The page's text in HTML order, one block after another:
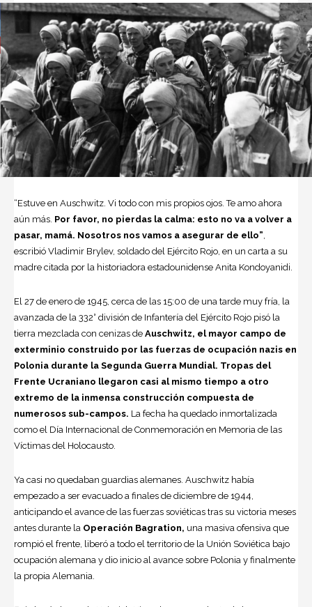
“Estuve en Auschwitz. Vi todo con mis propios ojos. Te amo ahora
aún más. Por favor, no pierdas la calma: esto no va a volver a
pasar, mamá. Nosotros nos vamos a asegurar de ello”
escribió Vladimir Brylev, soldado del Ejército Rojo, en un carta a su
madre citada por la historiadora estadounidense Anita Kondoyanidi.
El 27 de enero de 1945, cerca de las 15:00 de una tarde muy fría, la
avanzada de la 332° división de Infantería del Ejército Rojo pisó la
tierra mezclada con cenizas de Auschwitz, el mayor campo de
exterminio construido por las fuerzas de ocupación nazis en
Polonia durante la Segunda Guerra Mundial. Tropas del
Frente Ucraniano llegaron casi al mismo tiempo a otro
extremo de la inmensa construcción compuesta de
numerosos sub-campos. La fecha ha quedado inmortalizada
como el Día Internacional de Conmemoración en Memoria de las
Víctimas del Holocausto.
Ya casi no quedaban guardias alemanes. Auschwitz había
empezado a ser evacuado a finales de diciembre de 1944,
anticipando el avance de las fuerzas soviéticas tras su victoria meses
antes durante la Operación Bagration, una masiva ofensiva que
rompió el frente, liberó a todo el territorio de la Unión Soviética bajo
ocupación alemana y dio inicio al avance sobre Polonia y finalmente
la propia Alemania